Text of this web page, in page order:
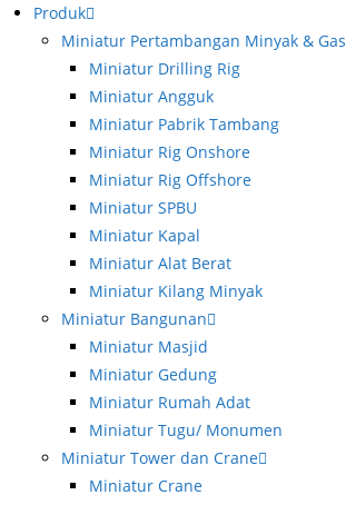
Produk
Miniatur Pertambangan Minyak & Gas
Miniatur Drilling Rig
Miniatur Angguk
Miniatur Pabrik Tambang
Miniatur Rig Onshore
Miniatur Rig Offshore
Miniatur SPBU
Miniatur Kapal
Miniatur Alat Berat
Miniatur Kilang Minyak
Miniatur Bangunan
Miniatur Masjid
Miniatur Gedung
Miniatur Rumah Adat
Miniatur Tugu/ Monumen
Miniatur Tower dan Crane
Miniatur Crane